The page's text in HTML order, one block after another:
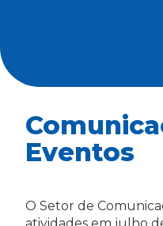
Eventos
O Setor de